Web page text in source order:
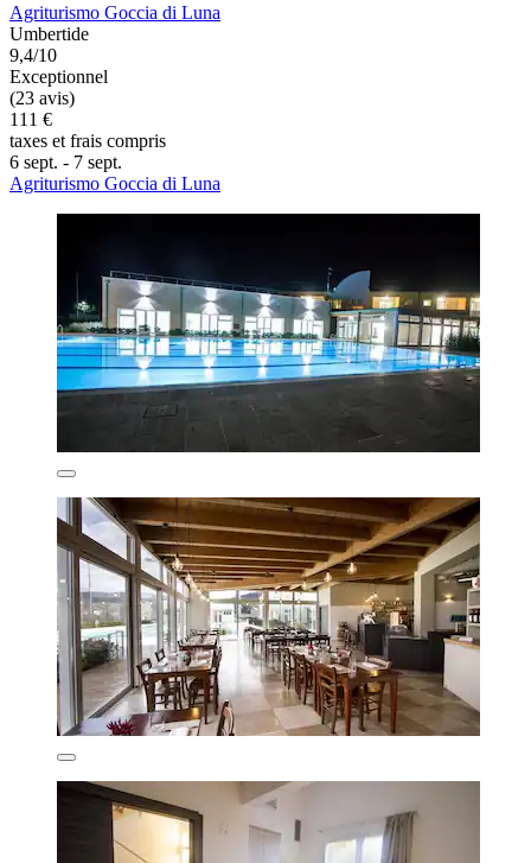
Agriturismo Goccia di Luna
Umbertide
9,4/10
Exceptionnel
(23 avis)
111 €
taxes et frais compris
6 sept. - 7 sept.
Agriturismo Goccia di Luna